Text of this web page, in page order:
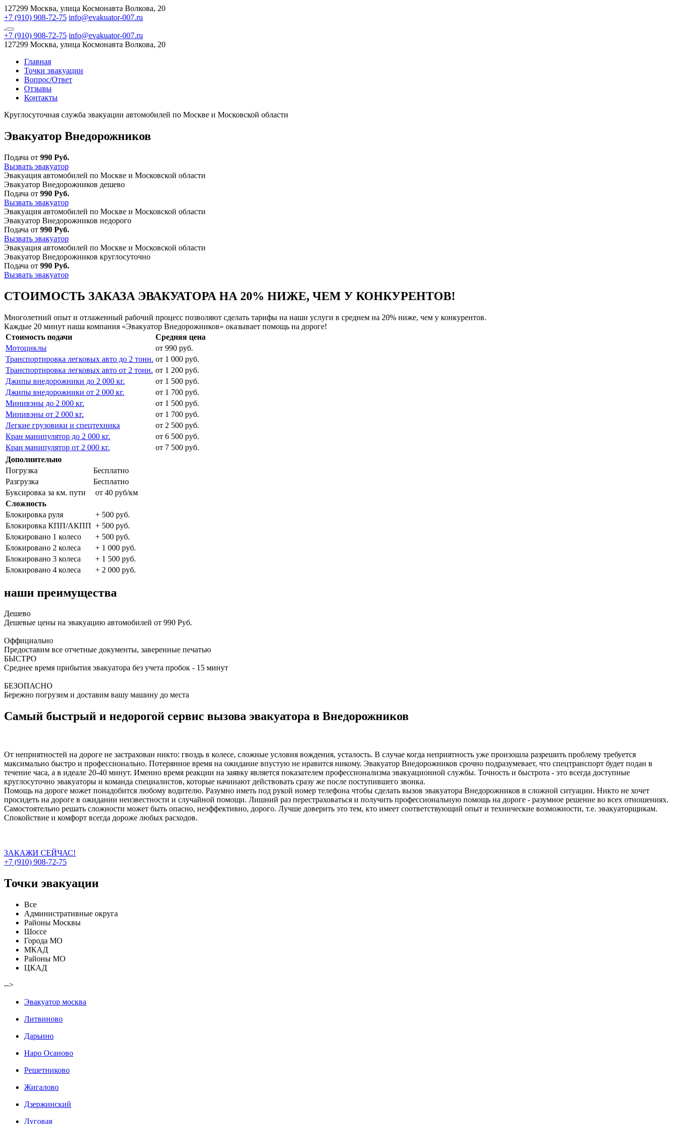
127299 Москва, улица Космонавта Волкова, 20
+7 (910) 908-72-75 info@evakuator-007.ru
+7 (910) 908-72-75 info@evakuator-007.ru
127299 Москва, улица Космонавта Волкова, 20
Главная
Точки эвакуации
Вопрос/Ответ
Отзывы
Контакты
Круглосуточная служба эвакуации автомобилей по Москве и Московской области
Эвакуатор Внедорожников
Подача от 990 Руб.
Вызвать эвакуатор
Эвакуация автомобилей по Москве и Московской области
Эвакуатор Внедорожников дешево
Подача от 990 Руб.
Вызвать эвакуатор
Эвакуация автомобилей по Москве и Московской области
Эвакуатор Внедорожников недорого
Подача от 990 Руб.
Вызвать эвакуатор
Эвакуация автомобилей по Москве и Московской области
Эвакуатор Внедорожников круглосуточно
Подача от 990 Руб.
Вызвать эвакуатор
СТОИМОСТЬ ЗАКАЗА ЭВАКУАТОРА НА 20% НИЖЕ, ЧЕМ У КОНКУРЕНТОВ!
Многолетний опыт и отлаженный рабочий процесс позволяют сделать тарифы на наши услуги в среднем на 20% ниже, чем у конкурентов.
Каждые 20 минут наша компания «Эвакуатор Внедорожников» оказывает помощь на дороге!
Стоимость подачи
Средняя цена
Мотоциклы
от 990 руб.
Транспортировка легковых авто до 2 тонн. от 1 000 руб.
Транспортировка легковых авто от 2 тонн. от 1 200 руб.
Джипы внедорожники до 2 000 кг.
от 1 500 руб.
Джипы внедорожники от 2 000 кг.
от 1 700 руб.
Минивэны до 2 000 кг.
от 1 500 руб.
Минивэны от 2 000 кг.
от 1 700 руб.
Легкие грузовики и спецтехника
от 2 500 руб.
Кран манипулятор до 2 000 кг.
от 6 500 руб.
Кран манипулятор от 2 000 кг.
от 7 500 руб.
Дополнительно
Погрузка
Бесплатно
Разгрузка
Бесплатно
Буксировка за км. пути
от 40 руб/км
Сложность
Блокировка руля
+ 500 руб.
Блокировка КПП/АКПП + 500 руб.
Блокировано 1 колесо
+ 500 руб.
Блокировано 2 колеса
+ 1 000 руб.
Блокировано 3 колеса
+ 1 500 руб.
Блокировано 4 колеса
+ 2 000 руб.
наши преимущества
Дешево
Дешевые цены на эвакуацию автомобилей от 990 Руб.
Оффициально
Предоставим все отчетные документы, заверенные печатью
БЫСТРО
Среднее время прибытия эвакуатора без учета пробок - 15 минут
БЕЗОПАСНО
Бережно погрузим и доставим вашу машину до места
Самый быстрый и недорогой сервис вызова эвакуатора в Внедорожников
От неприятностей на дороге не застрахован никто: гвоздь в колесе, сложные условия вождения, усталость. В случае когда неприятность уже произошла разрешить проблему требуется
максимально быстро и профессионально. Потерянное время на ожидание впустую не нравится никому. Эвакуатор Внедорожников срочно подразумевает, что спецтранспорт будет подан в
течение часа, а в идеале 20-40 минут. Именно время реакции на заявку является показателем профессионализма эвакуационной службы. Точность и быстрота - это всегда доступные
круглосуточно эвакуаторы и команда специалистов, которые начинают действовать сразу же после поступившего звонка.
Помощь на дороге может понадобится любому водителю. Разумно иметь под рукой номер телефона чтобы сделать вызов эвакуатора Внедорожников в сложной ситуации. Никто не хочет
просидеть на дороге в ожидании неизвестности и случайной помощи. Лишний раз перестраховаться и получить профессиональную помощь на дороге - разумное решение во всех отношениях.
Самостоятельно решать сложности может быть опасно, неэффективно, дорого. Лучше доверить это тем, кто имеет соответствующий опыт и технические возможности, т.е. эвакуаторщикам.
Спокойствие и комфорт всегда дороже любых расходов.
ЗАКАЖИ СЕЙЧАС!
+7 (910) 908-72-75
Точки эвакуации
Все
Административные округа
Районы Москвы
Шоссе
Города МО
МКАД
Районы МО
ЦКАД
-->
Эвакуатор москва
Литвиново
Дарьино
Наро Осаново
Решетниково
Жигалово
Дзержинский
Луговая